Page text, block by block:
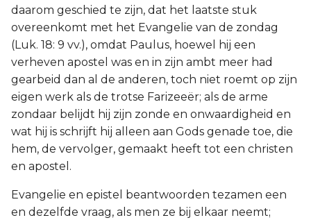
daarom geschied te zijn, dat het laatste stuk
overeenkomt met het Evangelie van de zondag
(Luk. 18: 9 vv.), omdat Paulus, hoewel hij een
verheven apostel was en in zijn ambt meer had
gearbeid dan al de anderen, toch niet roemt op zijn
eigen werk als de trotse Farizeeër; als de arme
zondaar belijdt hij zijn zonde en onwaardigheid en
wat hij is schrijft hij alleen aan Gods genade toe, die
hem, de vervolger, gemaakt heeft tot een christen
en apostel.
Evangelie en epistel beantwoorden tezamen een
en dezelfde vraag, als men ze bij elkaar neemt;